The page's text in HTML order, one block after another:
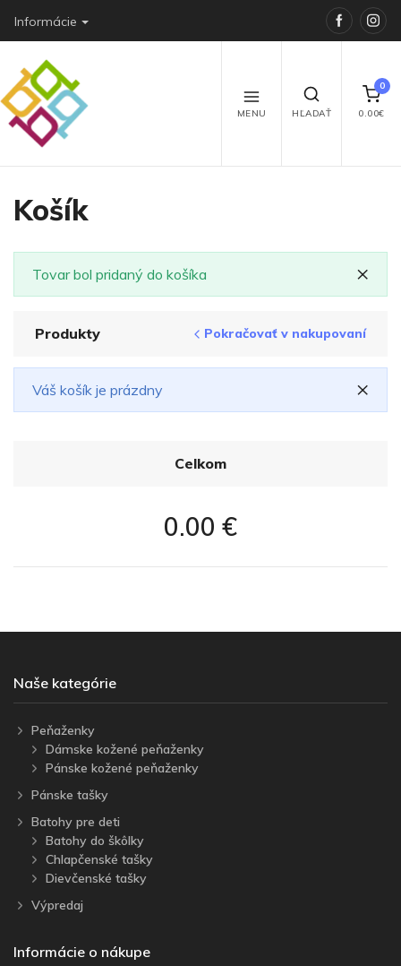
Informácie
MENU HĽADAŤ
0
0.00€
Košík
×
Tovar bol pridaný do košíka
Produkty Pokračovať v nakupovaní
×
Váš košík je prázdny
Celkom
0.00 €
Naše kategórie
Peňaženky
Dámske kožené peňaženky
Pánske kožené peňaženky
Pánske tašky
Batohy pre deti
Batohy do škôlky
Chlapčenské tašky
Dievčenské tašky
Výpredaj
Informácie o nákupe